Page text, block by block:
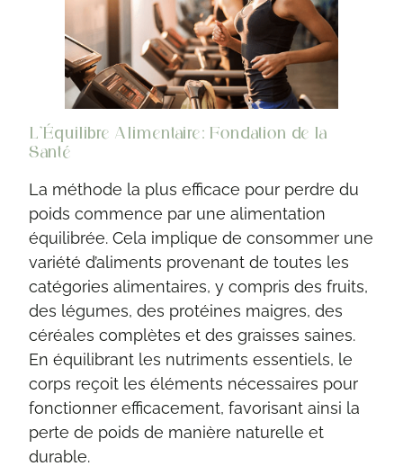
L’Équilibre Alimentaire: Fondation de la
Santé
La méthode la plus efficace pour perdre du
poids commence par une alimentation
équilibrée. Cela implique de consommer une
variété d’aliments provenant de toutes les
catégories alimentaires, y compris des fruits,
des légumes, des protéines maigres, des
céréales complètes et des graisses saines.
En équilibrant les nutriments essentiels, le
corps reçoit les éléments nécessaires pour
fonctionner efficacement, favorisant ainsi la
perte de poids de manière naturelle et
durable.